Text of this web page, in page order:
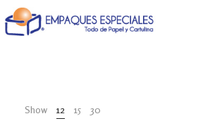
Show 12 15 30